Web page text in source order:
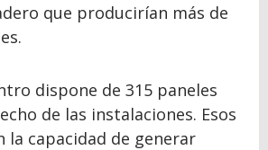
que producirían más de
dispone de 315 paneles
de las instalaciones. Esos
la capacidad de generar